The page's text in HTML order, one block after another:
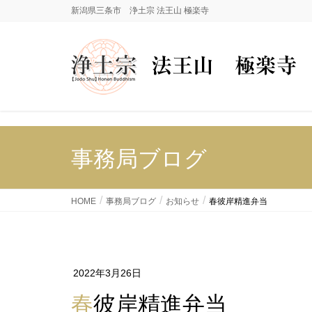
新潟県三条市 浄土宗 法王山 極楽寺
事務局ブログ
HOME 事務局ブログ お知らせ 春彼岸精進弁当
2022年3月26日
春彼岸精進弁当